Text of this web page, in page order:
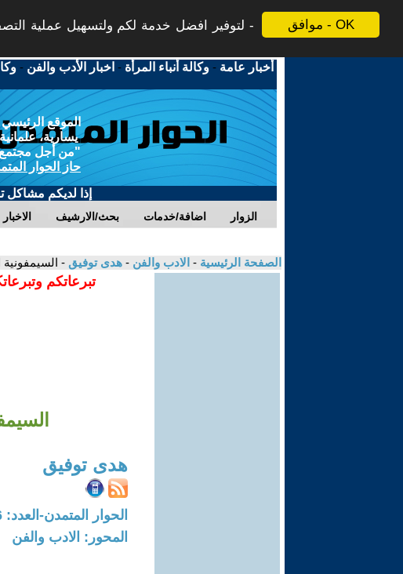
موافق - OK
لتوفير افضل خدمة لكم ولتسهيل عملية
أخبار عامة -وكالة أنباء المرأة - اخبار الأدب والفن -
الموقع
يسارية،
"من أجل مجتمع
حاز الحوار
إذا لديكم مشاكل
الاخبار بحث/الارشيف اضافة/خدمات الزوار
الصفحة الرئيسية - الادب والفن - هدى توفيق -
تبرعاتكم
هدى توفيق
الحوار المتمدن-العدد: 5196 - 2016 / 6 / 17 - 03:40
المحور: الادب والفن